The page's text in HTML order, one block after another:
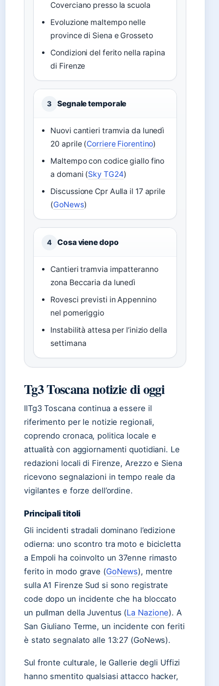
Coverciano presso la scuola
Evoluzione maltempo nelle
province di Siena e Grosseto
Condizioni del ferito nella rapina
di Firenze
3 Segnale temporale
Nuovi cantieri tramvia da lunedì
20 aprile (Corriere Fiorentino)
Maltempo con codice giallo fino
a domani (Sky TG24)
Discussione Cpr Aulla il 17 aprile
(GoNews)
4 Cosa viene dopo
Cantieri tramvia impatteranno
zona Beccaria da lunedì
Rovesci previsti in Appennino
nel pomeriggio
Instabilità attesa per l’inizio della
settimana
Tg3 Toscana notizie di oggi
IlTg3 Toscana continua a essere il
riferimento per le notizie regionali,
coprendo cronaca, politica locale e
attualità con aggiornamenti quotidiani. Le
redazioni locali di Firenze, Arezzo e Siena
ricevono segnalazioni in tempo reale da
vigilantes e forze dell’ordine.
Principali titoli
Gli incidenti stradali dominano l’edizione
odierna: uno scontro tra moto e bicicletta
a Empoli ha coinvolto un 37enne rimasto
ferito in modo grave (GoNews), mentre
sulla A1 Firenze Sud si sono registrate
code dopo un incidente che ha bloccato
un pullman della Juventus (La Nazione). A
San Giuliano Terme, un incidente con feriti
è stato segnalato alle 13:27 (GoNews).
Sul fronte culturale, le Gallerie degli Uffizi
hanno smentito qualsiasi attacco hacker,